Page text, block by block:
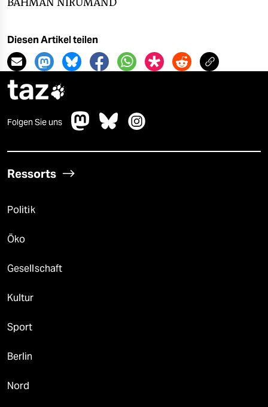
Diesen Artikel teilen
taz
Folgen Sie uns
Ressorts
Politik
Öko
Gesellschaft
Kultur
Sport
Berlin
Nord